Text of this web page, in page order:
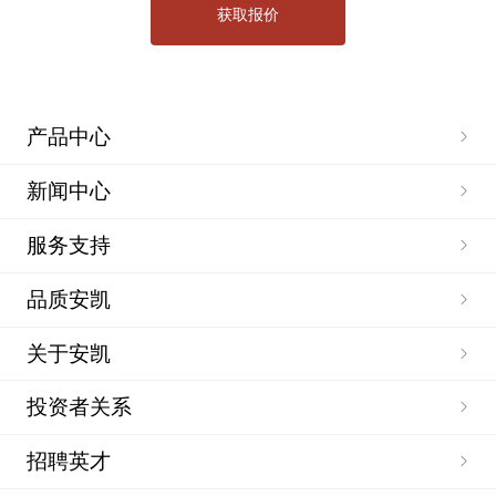
产品中心
新闻中心
服务支持
品质安凯
关于安凯
投资者关系
招聘英才